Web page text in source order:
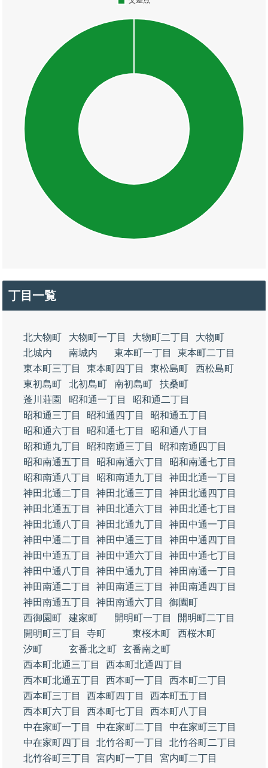
丁目一覧
北大物町 大物町一丁目 大物町二丁目
大物町
北城内
南城内 東本町一丁目
東本町二丁目
東本町三丁目
東本町四丁目 東松島町
西松島町
東初島町
北初島町 南初島町
扶桑町
蓬川荘園
昭和通一丁目
昭和通二丁目
昭和通三丁目
昭和通四丁目
昭和通五丁目
昭和通六丁目
昭和通七丁目
昭和通八丁目
昭和通九丁目
昭和南通三丁目
昭和南通四丁目
昭和南通五丁目
昭和南通六丁目
昭和南通七丁目
昭和南通八丁目
昭和南通九丁目
神田北通一丁目
神田北通二丁目
神田北通三丁目
神田北通四丁目
神田北通五丁目
神田北通六丁目
神田北通七丁目
神田北通八丁目
神田北通九丁目
神田中通一丁目
神田中通二丁目
神田中通三丁目
神田中通四丁目
神田中通五丁目
神田中通六丁目
神田中通七丁目
神田中通八丁目
神田中通九丁目
神田南通一丁目
神田南通二丁目
神田南通三丁目
神田南通四丁目
神田南通五丁目
神田南通六丁目
御園町
西御園町
建家町 開明町一丁目
開明町二丁目
開明町三丁目
寺町 東桜木町
西桜木町
汐町
玄番北之町 玄番南之町
西本町北通三丁目
西本町北通四丁目
西本町北通五丁目
西本町一丁目
西本町二丁目
西本町三丁目
西本町四丁目
西本町五丁目
西本町六丁目
西本町七丁目
西本町八丁目
中在家町一丁目
中在家町二丁目
中在家町三丁目
中在家町四丁目
北竹谷町一丁目
北竹谷町二丁目
北竹谷町三丁目
宮内町一丁目 宮内町二丁目